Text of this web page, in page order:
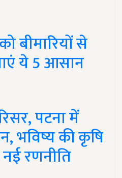
बीमारियों से
ये 5 आसान
पटना में
भविष्य की कृषि
रणनीति